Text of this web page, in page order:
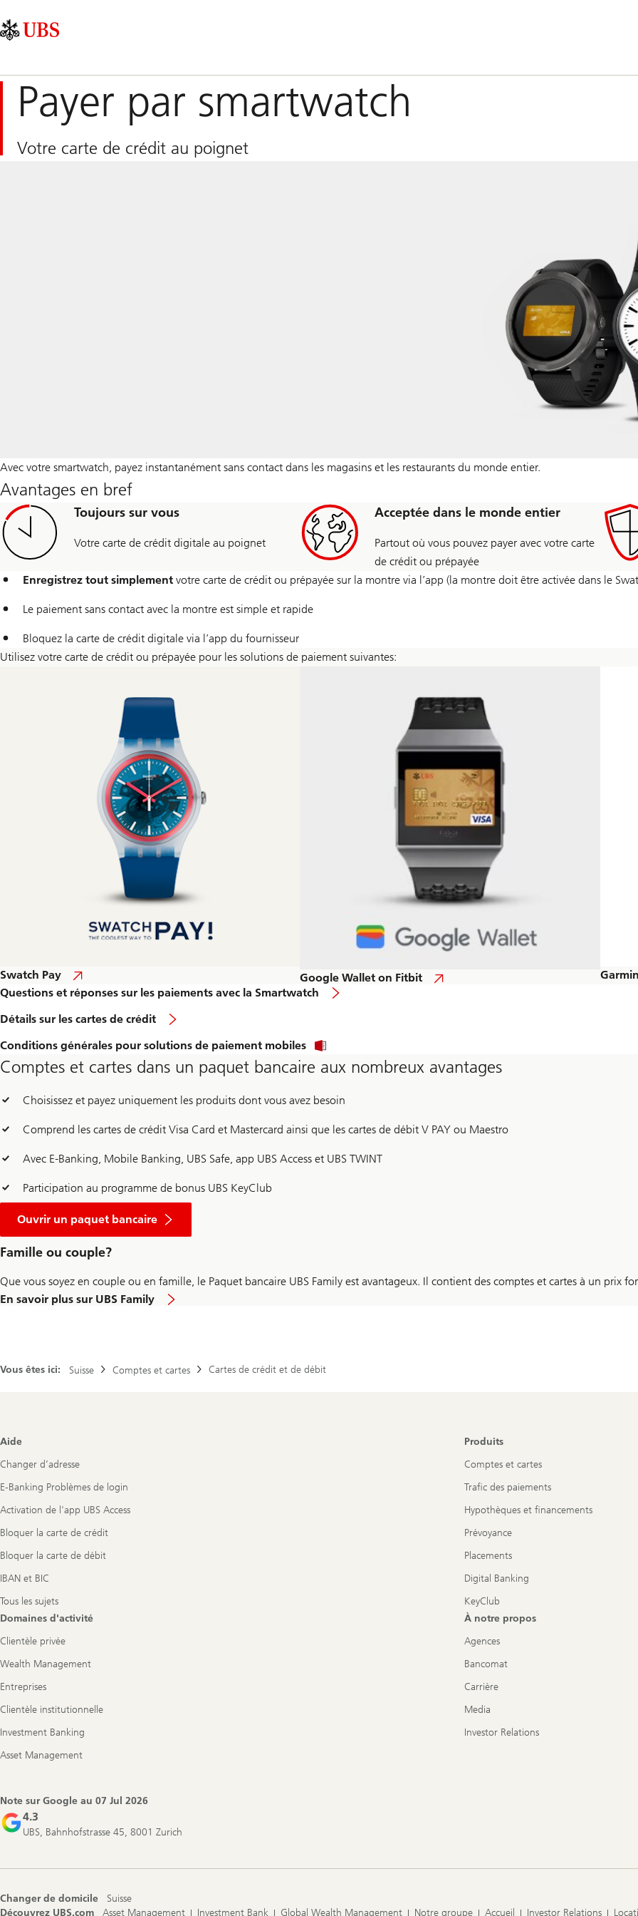
Area
principale
Payer par smartwatch
Votre carte de crédit au poignet
Avec votre smartwatch, payez instantanément sans contact dans les magasins et les restaurants du monde entier.
Avantages en bref
Toujours sur vous
Votre carte de crédit digitale au poignet
Acceptée dans le monde entier
Partout où vous pouvez payer avec votre carte
de crédit ou prépayée
Enregistrez tout simplement votre carte de crédit ou prépayée sur la montre via l’app (la montre doit être activée dans le
Le paiement sans contact avec la montre est simple et rapide
Bloquez la carte de crédit digitale via l’app du fournisseur
Utilisez votre carte de crédit ou prépayée pour les solutions de paiement suivantes:
Swatch Pay Google Wallet on Fitbit
Questions et réponses sur les paiements avec la Smartwatch
Détails sur les cartes de crédit
Conditions générales pour solutions de paiement mobiles
Comptes et cartes dans un paquet bancaire aux nombreux avantages
Choisissez et payez uniquement les produits dont vous avez besoin
Comprend les cartes de crédit Visa Card et Mastercard ainsi que les cartes de débit V PAY ou Maestro
Avec E-Banking, Mobile Banking, UBS Safe, app UBS Access et UBS TWINT
Participation au programme de bonus UBS KeyClub
Ouvrir un paquet bancaire
Famille ou couple?
Que vous soyez en couple ou en famille, le Paquet bancaire UBS Family est avantageux. Il contient des comptes et cartes à un prix
En savoir plus sur UBS Family
Vous êtes ici: Suisse Comptes et cartes Cartes de crédit et de débit
Footer
Aide
Changer d’adresse
E-Banking Problèmes de login
Activation de l'app UBS Access
Bloquer la carte de crédit
Bloquer la carte de débit
IBAN et BIC
Tous les sujets
Produits
Comptes et cartes
Trafic des paiements
Hypothèques et financements
Prévoyance
Placements
Digital Banking
KeyClub
Domaines d'activité
Clientèle privée
Wealth Management
Entreprises
Clientèle institutionnelle
Investment Banking
Asset Management
À notre propos
Agences
Bancomat
Carrière
Media
Investor Relations
Note sur Google au 07 Jul 2026
4.3
UBS, Bahnhofstrasse 45, 8001 Zurich
Changer de domicile
Suisse
Découvrez UBS.com
Asset Management Investment Bank Global Wealth Management Notre groupe Accueil Investor Relations